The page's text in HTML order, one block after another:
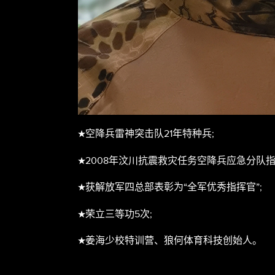
★空降兵雷神突击队21年特种兵;
★2008年汶川抗震救灾任务空降兵应急分队
★获解放军四总部表彰为“全军优秀指挥官”;
★荣立三等功5次;
★姜海少校特训营、狼何体育科技创始人。